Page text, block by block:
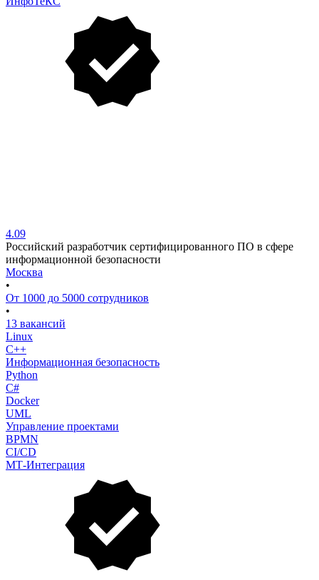
4.09
Российский разработчик сертифицированного ПО в сфере
информационной безопасности
Москва
•
От 1000 до 5000 сотрудников
•
13 вакансий
Linux
C++
Информационная безопасность
Python
C#
Docker
UML
Управление проектами
BPMN
CI/CD
МТ-Интеграция